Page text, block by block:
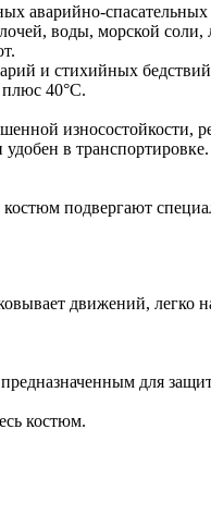
аварийно-
воды, морской
и стихийных
40°С.
износостойкости,
в транспортировке.
подвергают
движений, легко
для
костюм.